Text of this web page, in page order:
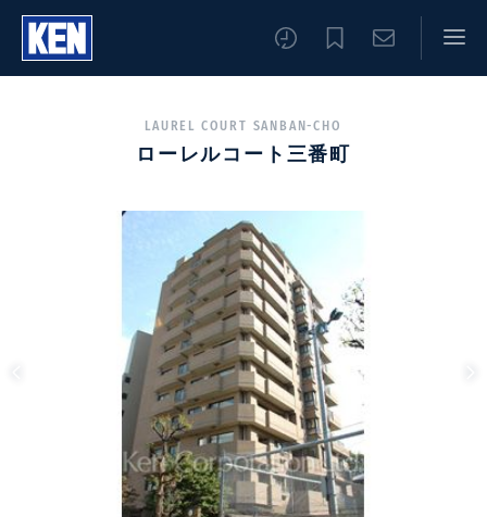
LAUREL COURT SANBAN-CHO
ローレルコート三番町